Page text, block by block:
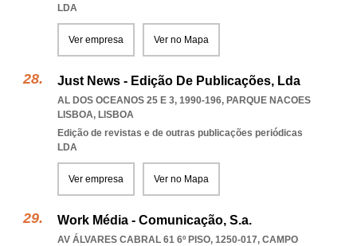
LDA
Ver empresa Ver no Mapa
Just News - Edição De Publicações, Lda
AL DOS OCEANOS 25 E 3, 1990-196, PARQUE NACOES
LISBOA, LISBOA
Edição de revistas e de outras publicações periódicas
LDA
Ver empresa Ver no Mapa
Work Média - Comunicação, S.a.
AV ÁLVARES CABRAL 61 6º PISO, 1250-017, CAMPO